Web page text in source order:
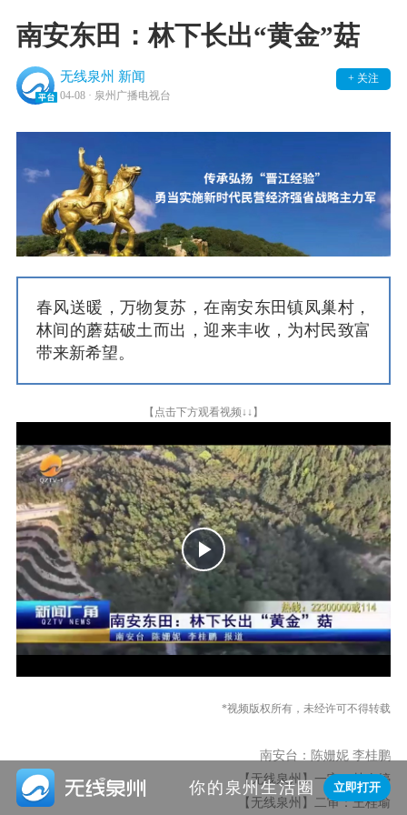
 你的泉州生活圈 立即打开
南安东田：林下长出“黄金”菇
无线泉州 新闻
+ 关注
04-08 · 泉州广播电视台
春风送暖，万物复苏，在南安东田镇凤巢村，
林间的蘑菇破土而出，迎来丰收，为村民致富
带来新希望。
【点击下方观看视频↓↓】
Play
Video
*视频版权所有，未经许可不得转载
南安台：陈姗妮 李桂鹏
【无线泉州】一审：林春婷
【无线泉州】二审：王桂瑜